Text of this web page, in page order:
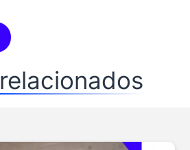
relacionados